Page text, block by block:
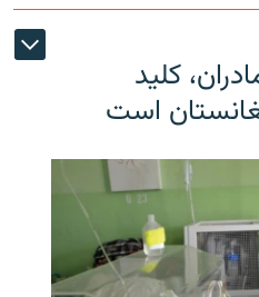
کلید
است